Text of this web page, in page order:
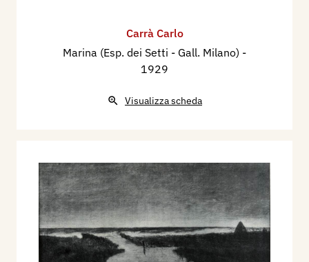
Carrà Carlo
Marina (Esp. dei Setti - Gall. Milano) -
1929
Visualizza scheda